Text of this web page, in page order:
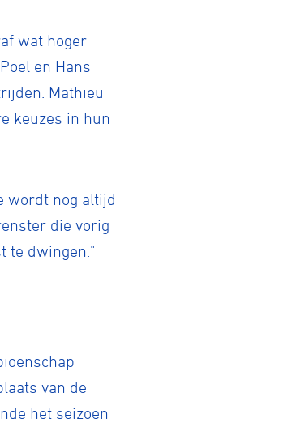
wat hoger
en Hans
Mathieu
keuzes in hun
wordt nog altijd
die vorig
te dwingen."
van de
het seizoen